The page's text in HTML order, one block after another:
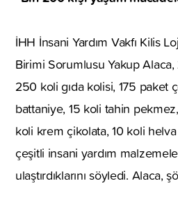
İHH İnsani Yardım Vakfı Kilis
Birimi Sorumlusu Yakup
250 koli gıda kolisi, 175 paket
battaniye, 15 koli tahin
koli krem çikolata, 10 koli
çeşitli insani yardım
ulaştırdıklarını söyledi. Alaca,